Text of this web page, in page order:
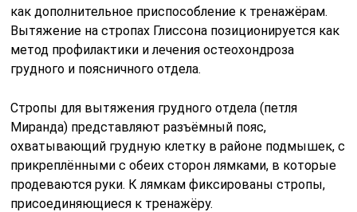
как дополнительное приспособление к тренажёрам.
Вытяжение на стропах Глиссона позиционируется как
метод профилактики и лечения остеохондроза
грудного и поясничного отдела.
Стропы для вытяжения грудного отдела (петля
Миранда) представляют разъёмный пояс,
охватывающий грудную клетку в районе подмышек, с
прикреплёнными с обеих сторон лямками, в которые
продеваются руки. К лямкам фиксированы стропы,
присоединяющиеся к тренажёру.